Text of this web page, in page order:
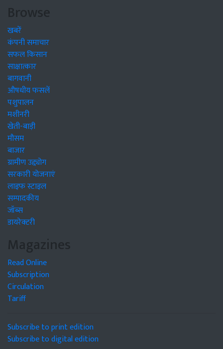
Browse
खबरें
कंपनी समाचार
सफल किसान
साक्षात्कार
बागवानी
औषधीय फसलें
पशुपालन
मशीनरी
खेती-बाड़ी
मौसम
बाजार
ग्रामीण उद्द्योग
सरकारी योजनाएं
लाइफ स्टाइल
सम्पादकीय
जॉब्स
डायरेक्टरी
Magazines
Read Online
Subscription
Circulation
Tariff
Subscribe to print edition
Subscribe to digital edition